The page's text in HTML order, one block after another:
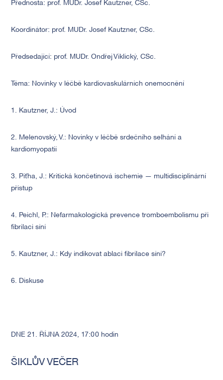
Přednosta: prof. MUDr. Josef Kautzner, CSc.
Koordinátor: prof. MUDr. Josef Kautzner, CSc.
Předsedající: prof. MUDr. Ondřej Viklický, CSc.
Téma: Novinky v léčbě kardiovaskulárních onemocnění
1. Kautzner, J.: Úvod
2. Melenovský, V.: Novinky v léčbě srdečního selhání a
kardiomyopatií
3. Piťha, J.: Kritická končetinová ischemie — multidisciplinární
přístup
4. Peichl, P.: Nefarmakologická prevence tromboembolismu při
fibrilaci síní
5. Kautzner, J.: Kdy indikovat ablaci fibrilace síní?
6. Diskuse
DNE 21. ŘÍJNA 2024, 17:00 hodin
ŠIKLŮV VEČER